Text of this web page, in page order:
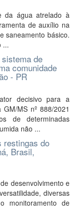
da água atrelado à
de auxílio na
saneamento básico.
...
de
comunidade
- PR
decisivo para a
MS nº 888/2021
de determinadas
não ...
restingas do
Brasil,
desenvolvimento e
diversas
monitoramento de